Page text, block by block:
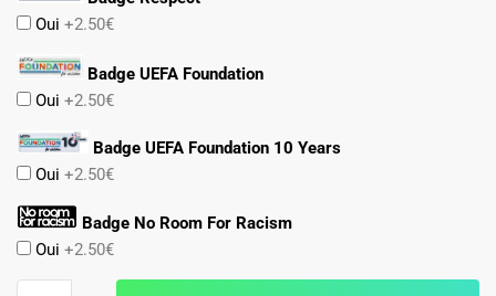
Oui +2.50€
Badge UEFA Foundation
Oui +2.50€
Badge UEFA Foundation 10 Years
Oui +2.50€
Badge No Room For Racism
Oui +2.50€